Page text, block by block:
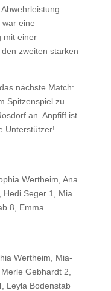
war eine
mit einer
zweiten starken
nächste Match:
Spitzenspiel zu
an. Anpfiff ist
Unterstützer!
Wertheim, Ana
Hedi Seger 1, Mia
8, Emma
Wertheim, Mia-
Gebhardt 2,
Leyla Bodenstab